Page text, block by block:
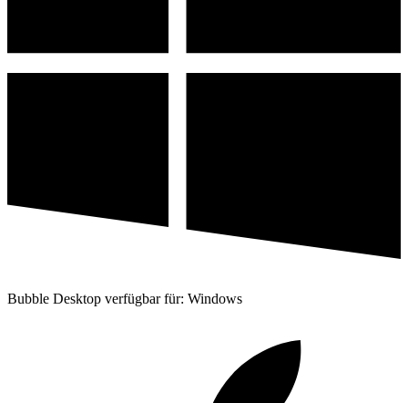
Bubble Desktop verfügbar für: Windows